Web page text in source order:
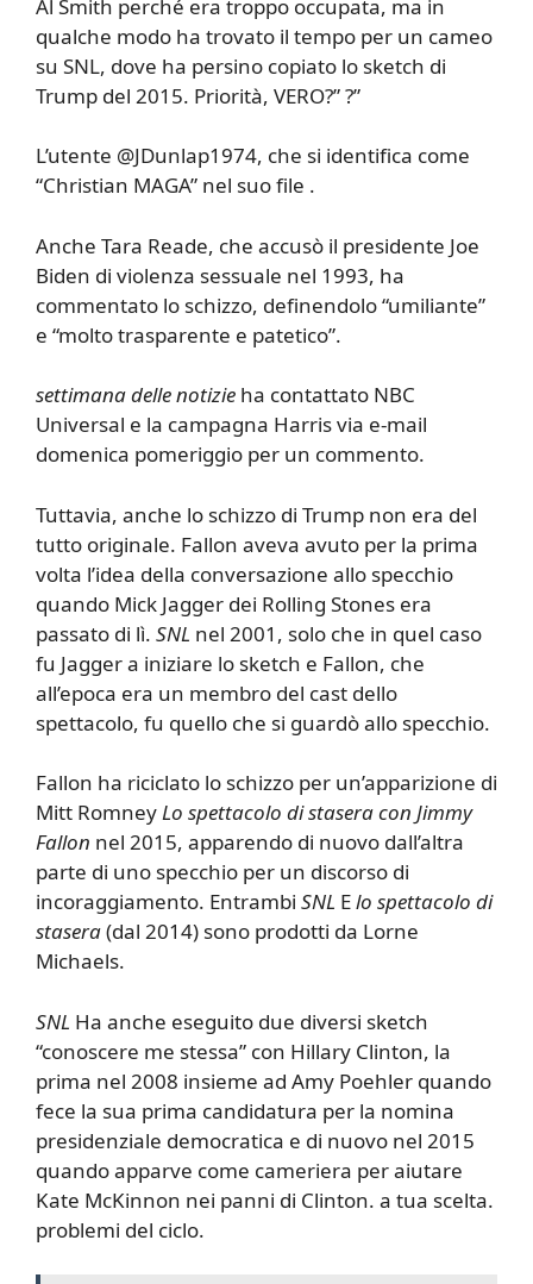
Al Smith perché era troppo occupata, ma in
qualche modo ha trovato il tempo per un cameo
su SNL, dove ha persino copiato lo sketch di
Trump del 2015. Priorità, VERO?” ?”
L’utente @JDunlap1974, che si identifica come
“Christian MAGA” nel suo file .
Anche Tara Reade, che accusò il presidente Joe
Biden di violenza sessuale nel 1993, ha
commentato lo schizzo, definendolo “umiliante”
e “molto trasparente e patetico”.
settimana delle notizie ha contattato NBC
Universal e la campagna Harris via e-mail
domenica pomeriggio per un commento.
Tuttavia, anche lo schizzo di Trump non era del
tutto originale. Fallon aveva avuto per la prima
volta l’idea della conversazione allo specchio
quando Mick Jagger dei Rolling Stones era
passato di lì. SNL nel 2001, solo che in quel caso
fu Jagger a iniziare lo sketch e Fallon, che
all’epoca era un membro del cast dello
spettacolo, fu quello che si guardò allo specchio.
Fallon ha riciclato lo schizzo per un’apparizione di
Mitt RomneyLo spettacolo di stasera con Jimmy
Fallon nel 2015, apparendo di nuovo dall’altra
parte di uno specchio per un discorso di
incoraggiamento. Entrambi SNL Elo spettacolo di
stasera(dal 2014) sono prodotti da Lorne
Michaels.
SNL Ha anche eseguito due diversi sketch
“conoscere me stessa” con Hillary Clinton, la
prima nel 2008 insieme ad Amy Poehler quando
fece la sua prima candidatura per la nomina
presidenziale democratica e di nuovo nel 2015
quando apparve come cameriera per aiutare
Kate McKinnon nei panni di Clinton. a tua scelta.
problemi del ciclo.